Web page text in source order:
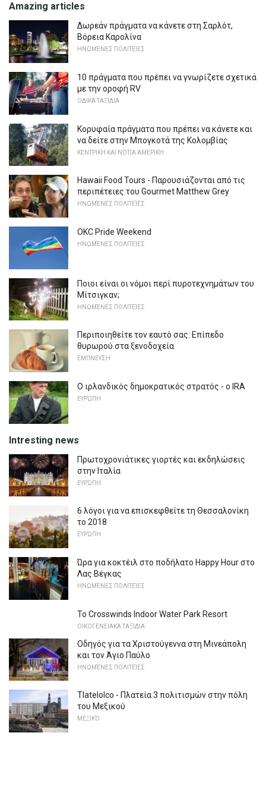
Amazing articles
Δωρεάν πράγματα να κάνετε στη Σαρλότ,
Βόρεια Καρολίνα
ΗΝΩΜΈΝΕΣ ΠΟΛΙΤΕΊΕΣ
10 πράγματα που πρέπει να γνωρίζετε σχετικά
με την οροφή RV
ΟΔΙΚΆ ΤΑΞΊΔΙΑ
Κορυφαία πράγματα που πρέπει να κάνετε και
να δείτε στην Μπογκοτά της Κολομβίας
ΚΕΝΤΡΙΚΉ ΚΑΙ ΝΌΤΙΑ ΑΜΕΡΙΚΉ
Hawaii Food Tours - Παρουσιάζονται από τις
περιπέτειες του Gourmet Matthew Grey
ΗΝΩΜΈΝΕΣ ΠΟΛΙΤΕΊΕΣ
OKC Pride Weekend
ΗΝΩΜΈΝΕΣ ΠΟΛΙΤΕΊΕΣ
Ποιοι είναι οι νόμοι περί πυροτεχνημάτων του
Μίτσιγκαν;
ΗΝΩΜΈΝΕΣ ΠΟΛΙΤΕΊΕΣ
Περιποιηθείτε τον εαυτό σας: Επίπεδο
θυρωρού στα ξενοδοχεία
ΕΜΠΝΕΥΣΗ
Ο ιρλανδικός δημοκρατικός στρατός - ο IRA
ΕΥΡΏΠΗ
Intresting news
Πρωτοχρονιάτικες γιορτές και εκδηλώσεις
στην Ιταλία
ΕΥΡΏΠΗ
6 λόγοι για να επισκεφθείτε τη Θεσσαλονίκη
το 2018
ΕΥΡΏΠΗ
Ώρα για κοκτέιλ στο ποδήλατο Happy Hour στο
Λας Βέγκας
ΗΝΩΜΈΝΕΣ ΠΟΛΙΤΕΊΕΣ
Το Crosswinds Indoor Water Park Resort
ΟΙΚΟΓΕΝΕΙΑΚΆ ΤΑΞΊΔΙΑ
Οδηγός για τα Χριστούγεννα στη Μινεάπολη
και τον Άγιο Παύλο
ΗΝΩΜΈΝΕΣ ΠΟΛΙΤΕΊΕΣ
Tlatelolco - Πλατεία 3 πολιτισμών στην πόλη
του Μεξικού
ΜΕΞΙΚΌ